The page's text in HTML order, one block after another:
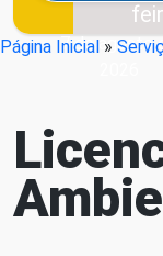
7 de agosto
Página Inicial »